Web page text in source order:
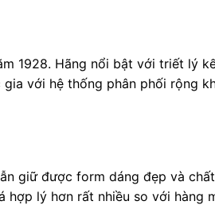
1928. Hãng nổi bật với triết lý
với hệ thống phân phối rộng
giữ được form dáng đẹp và
lý hơn rất nhiều so với hàng